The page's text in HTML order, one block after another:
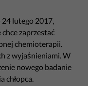
24 lutego 2017,
zaprzestać
chemioterapii.
z wyjaśnieniami. W
nowego badanie
chłopca.